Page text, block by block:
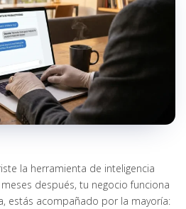
la herramienta de inteligencia
después, tu negocio funciona
estás acompañado por la mayoría: